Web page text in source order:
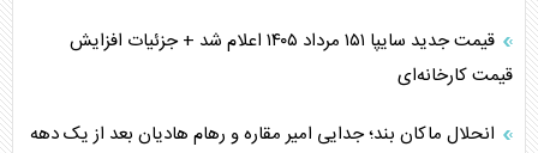
قیمت جدید سایپا ۱۵۱ مرداد ۱۴۰۵ اعلام شد + جزئیات افزایش
قیمت کارخانه‌ای
انحلال ماکان بند؛ جدایی امیر مقاره و رهام هادیان بعد از یک دهه